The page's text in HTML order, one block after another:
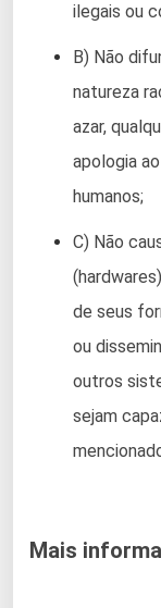
ilegais ou
B) Não
natureza
azar,
apologia
humanos;
C) Não
de seus
ou
outros
sejam
Mais